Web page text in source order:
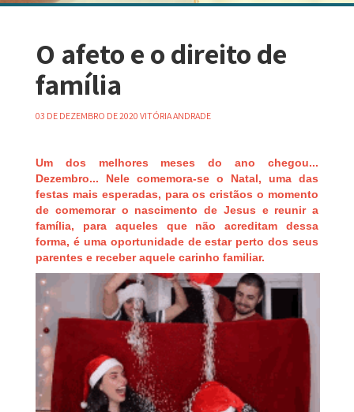
O afeto e o direito de
família
03 DE DEZEMBRO DE 2020 VITÓRIA ANDRADE
Um dos melhores meses do ano chegou...
Dezembro... Nele comemora-se o Natal, uma das
festas mais esperadas, para os cristãos o momento
de comemorar o nascimento de Jesus e reunir a
família, para aqueles que não acreditam dessa
forma, é uma oportunidade de estar perto dos seus
parentes e receber aquele carinho familiar.